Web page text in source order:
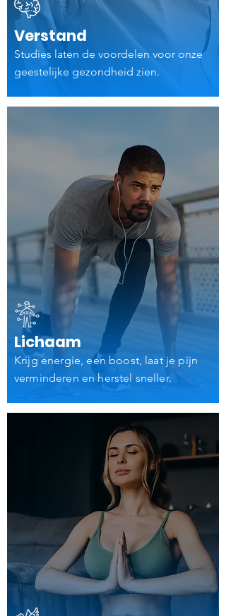
Verstand
Studies laten de voordelen voor onze
geestelijke gezondheid zien.
Lichaam
Krijg energie, een boost, laat je pijn
verminderen en herstel sneller.